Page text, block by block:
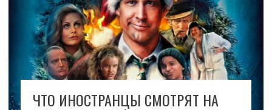
ЧТО ИНОСТРАНЦЫ СМОТРЯТ НА